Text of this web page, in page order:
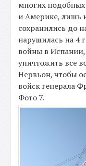
многих
и Америке, лишь
сохранились до
нарушилась на 4
войны в
уничтожить все
Нервьон, чтобы
войск генерала
Фото 7.